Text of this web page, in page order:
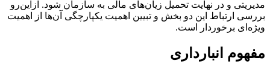
مدیریتی و در نهایت تحمیل زیان‌های مالی به سازمان شود. ازاین‌رو
بررسی ارتباط این دو بخش و تبیین اهمیت یکپارچگی آن‌ها از اهمیت
ویژه‌ای برخوردار است.
مفهوم انبارداری